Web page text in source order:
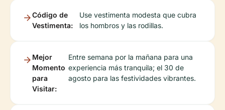
Código de
Vestimenta:
Use vestimenta modesta que cubra
los hombros y las rodillas.
Mejor
Momento
para
Visitar:
Entre semana por la mañana para una
experiencia más tranquila; el 30 de
agosto para las festividades vibrantes.